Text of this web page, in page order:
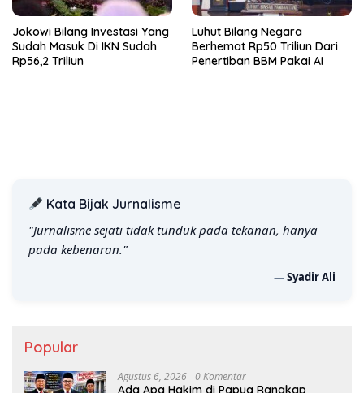
Jokowi Bilang Investasi Yang
Sudah Masuk Di IKN Sudah
Rp56,2 Triliun
Luhut Bilang Negara
Berhemat Rp50 Triliun Dari
Penertiban BBM Pakai AI
Kata Bijak Jurnalisme
"Jurnalisme sejati tidak tunduk pada tekanan, hanya
pada kebenaran."
—Syadir Ali
Popular
Agustus 6, 2026 0 Komentar